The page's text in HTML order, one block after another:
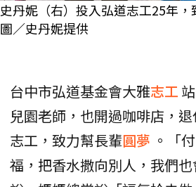
史丹妮（右）投入弘道志工25年，
圖／史丹妮提供
台中市弘道基金會大雅志工
兒園老師，也開過咖啡店，
志工，致力幫長輩圓夢 。「
福，把香水撒向別人，我們